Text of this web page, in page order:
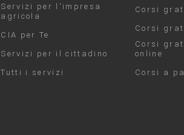
Servizi per l'impresa
agricola
CIA per Te
Servizi per il cittadino
Tutti i servizi
Corsi
Corsi
Corsi
online
Corsi a